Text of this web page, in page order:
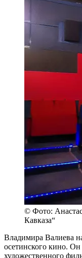
© Фото:
Кавказа“
Владимира Валиева
осетинского кино. Он
художественного